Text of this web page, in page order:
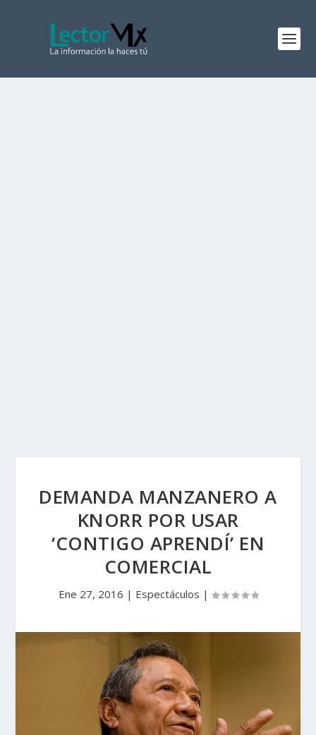
DEMANDA MANZANERO A
KNORR POR USAR
‘CONTIGO APRENDÍ’ EN
COMERCIAL
Ene 27, 2016 | Espectáculos |